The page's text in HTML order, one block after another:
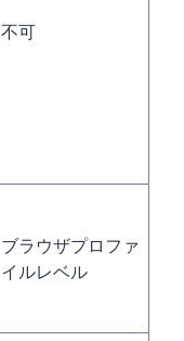
不可
ブラウザプロファ
イルレベル